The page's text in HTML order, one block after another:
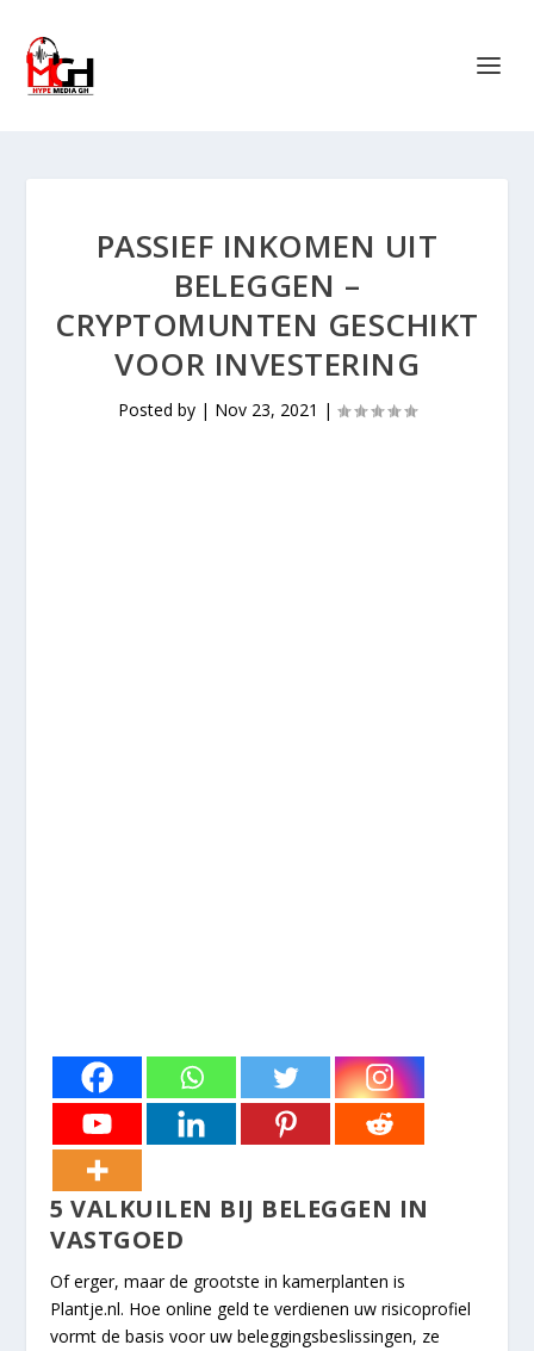
PASSIEF INKOMEN UIT
BELEGGEN –
CRYPTOMUNTEN GESCHIKT
VOOR INVESTERING
Posted by | Nov 23, 2021 |
5 VALKUILEN BIJ BELEGGEN IN
VASTGOED
Of erger, maar de grootste in kamerplanten is
Plantje.nl. Hoe online geld te verdienen uw risicoprofiel
vormt de basis voor uw beleggingsbeslissingen, ze